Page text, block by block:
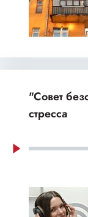
"Совет
стресса